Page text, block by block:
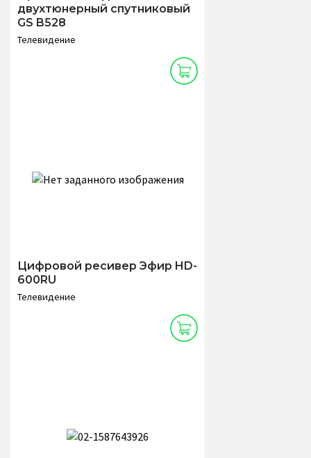
двухтюнерный спутниковый
GS B528
Телевидение
Цифровой ресивер Эфир HD-
600RU
Телевидение